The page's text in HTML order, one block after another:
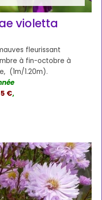
violetta
fleurissant
à fin-octobre à
(1m/1.20m).
€,